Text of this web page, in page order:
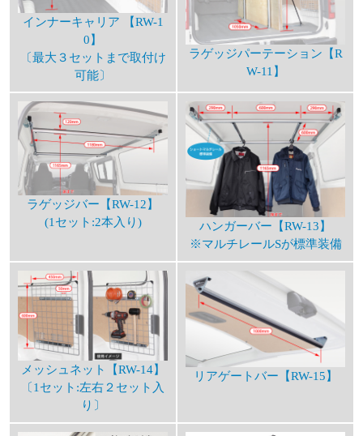
インナーキャリア 【RW-1
0】
〔最大３セットまで取付け
可能〕
ラゲッジパーテーション【R
W-11】
ラゲッジバー【RW-12】
(1セット:2本入り)
ハンガーバー【RW-13】
※マルチレールSが標準装備
メッシュネット【RW-14】
〔1セット:左右２セット入
り〕
リアゲートバー【RW-15】